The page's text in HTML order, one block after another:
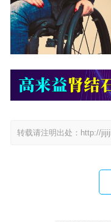
转载请注明出处： http://